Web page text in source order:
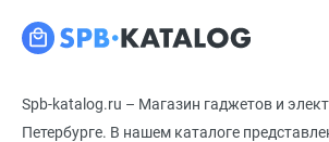
Spb-katalog.ru – Магазин гаджетов и
Петербурге. В нашем каталоге